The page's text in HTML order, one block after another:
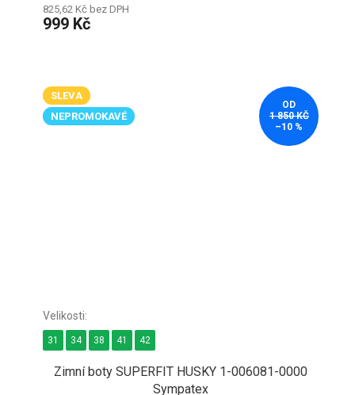
825,62 Kč bez DPH
999 Kč
SLEVA
NEPROMOKAVÉ
OD
1 850 KČ
–10 %
Zimní boty SUPERFIT HUSKY 1-006081-0000
Sympatex
31 34 38 41 42